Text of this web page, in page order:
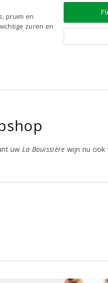
pruim en
zuren en
uw La Bouïssière wijn nu ook